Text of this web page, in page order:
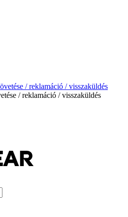
/ reklamáció / visszaküldés
/ reklamáció / visszaküldés